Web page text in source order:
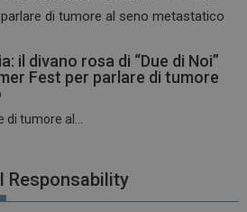
il divano rosa di “Due di Noi”
Fest per parlare di tumore
tumore al...
Responsability
Marketing
funzionalità di base quali la
FORNITORE / DOMINIO